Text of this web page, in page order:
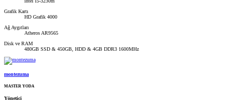
Grafik Kartı
HD Grafik 4000
Ağ Aygıtları
Atheros AR9565
Disk ve RAM
480GB SSD & 450GB, HDD & 4GB DDR3 1600MHz
montezuma
MASTER YODA
Yönetici